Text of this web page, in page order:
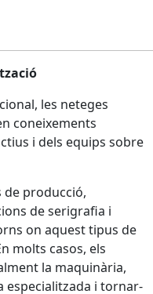
les neteges
coneixements
i dels equips sobre
de producció,
de serigrafia i
on aquest tipus de
molts casos, els
la maquinària,
especialitzada i tornar-